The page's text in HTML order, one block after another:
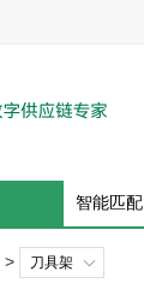
智能匹配
> 刀具架